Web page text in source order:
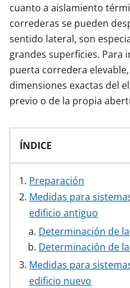
cuanto a aislamiento
correderas se pueden
sentido lateral, son
grandes superficies. Para
puerta corredera
dimensiones exactas del
previo o de la propia
ÍNDICE
Preparación
Medidas para
edificio antiguo
Determinación de
Determinación de
Medidas para
edificio nuevo